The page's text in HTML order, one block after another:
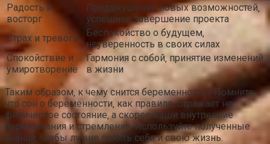
Радость и
восторг
Предвкушение новых возможностей‚
успешное завершение проекта
Страх и тревога
Беспокойство о будущем‚
неуверенность в своих силах
Спокойствие и
умиротворение
Гармония с собой‚ принятие изменений
в жизни
Таким образом‚ к чему снится беременность? Помните‚
что сон о беременности‚ как правило‚ отражает не
физическое состояние‚ а скорее ваши внутренние
переживания и стремления. Используйте полученные
знания‚ чтобы лучше понять себя и свою жизнь.